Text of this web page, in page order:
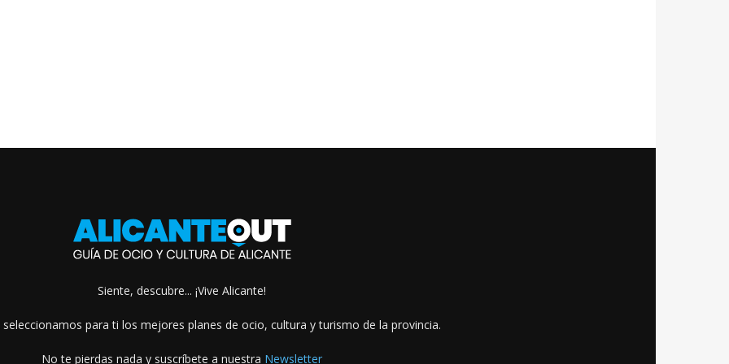
Siente, descubre... ¡Vive Alicante!
seleccionamos para ti los mejores planes de ocio, cultura y turismo de la provincia.
No te pierdas nada y suscríbete a nuestra Newsletter